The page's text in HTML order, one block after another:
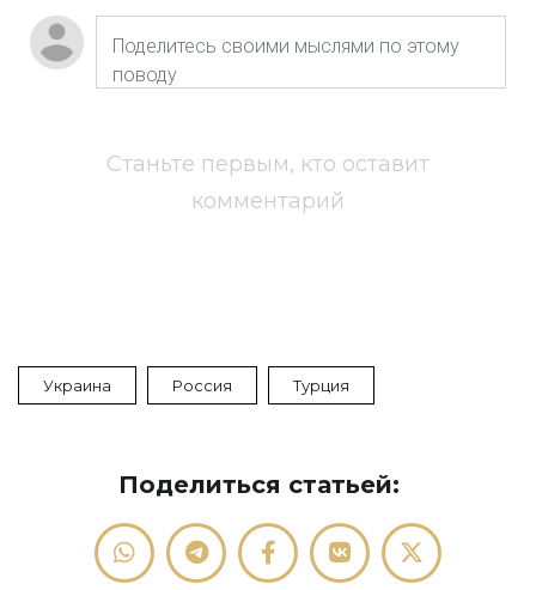
Станьте первым, кто оставит
комментарий
Украина Россия Турция
Поделиться статьей: